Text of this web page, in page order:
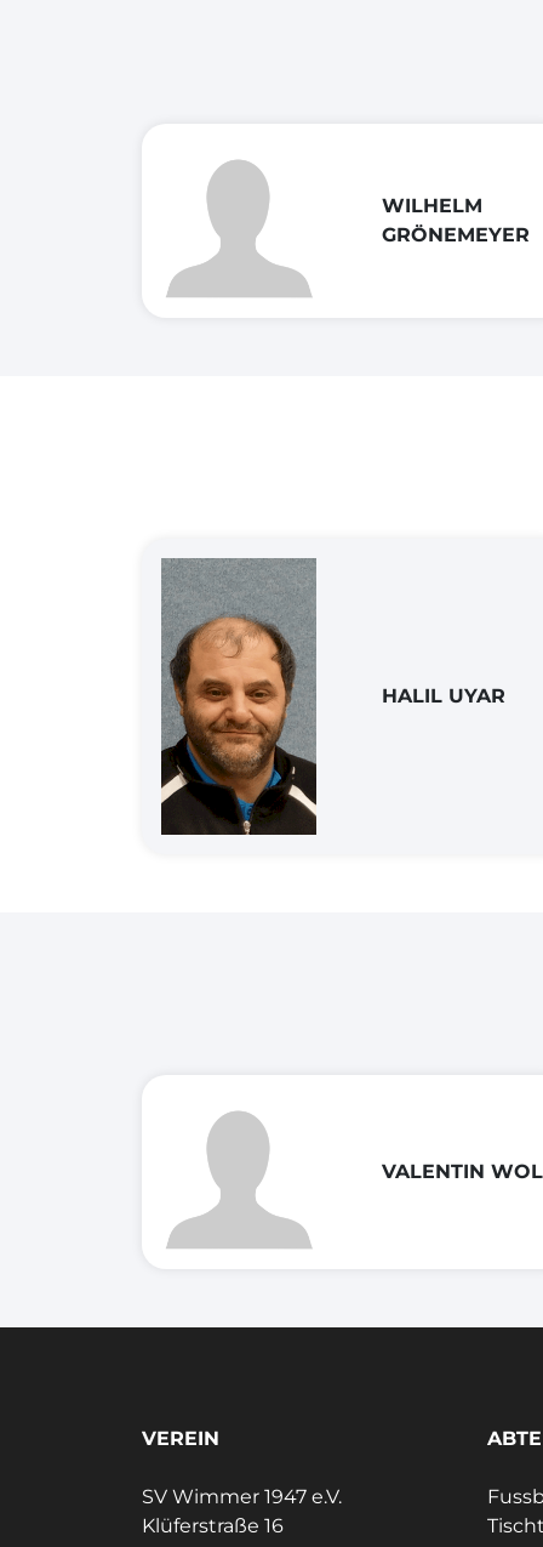
WILHELM
GRÖNEMEYER
HALIL UYAR
VALENTIN
VEREIN
SV Wimmer 1947 e.V.
Klüferstraße 16